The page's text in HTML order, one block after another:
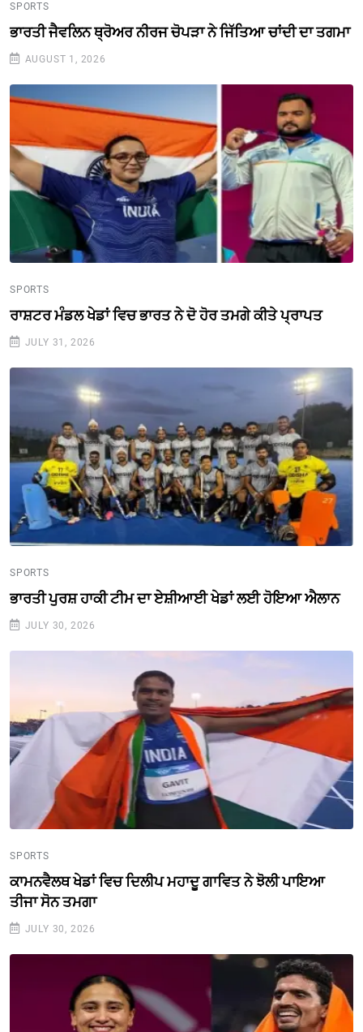
SPORTS
ਭਾਰਤੀ ਜੈਵਲਿਨ ਥ੍ਰੋਅਰ ਨੀਰਜ ਚੋਪੜਾ ਨੇ ਜਿੱਤਿਆ ਚਾਂਦੀ ਦਾ ਤਗਮਾ
AUGUST 1, 2026
SPORTS
ਰਾਸ਼ਟਰ ਮੰਡਲ ਖੇਡਾਂ ਵਿਚ ਭਾਰਤ ਨੇ ਦੋ ਹੋਰ ਤਮਗੇ ਕੀਤੇ ਪ੍ਰਾਪਤ
JULY 31, 2026
SPORTS
ਭਾਰਤੀ ਪੁਰਸ਼ ਹਾਕੀ ਟੀਮ ਦਾ ਏਸ਼ੀਆਈ ਖੇਡਾਂ ਲਈ ਹੋਇਆ ਐਲਾਨ
JULY 30, 2026
SPORTS
ਕਾਮਨਵੈਲਥ ਖੇਡਾਂ ਵਿਚ ਦਿਲੀਪ ਮਹਾਦੂ ਗਾਵਿਤ ਨੇ ਝੋਲੀ ਪਾਇਆ
ਤੀਜਾ ਸੋਨ ਤਮਗਾ
JULY 30, 2026